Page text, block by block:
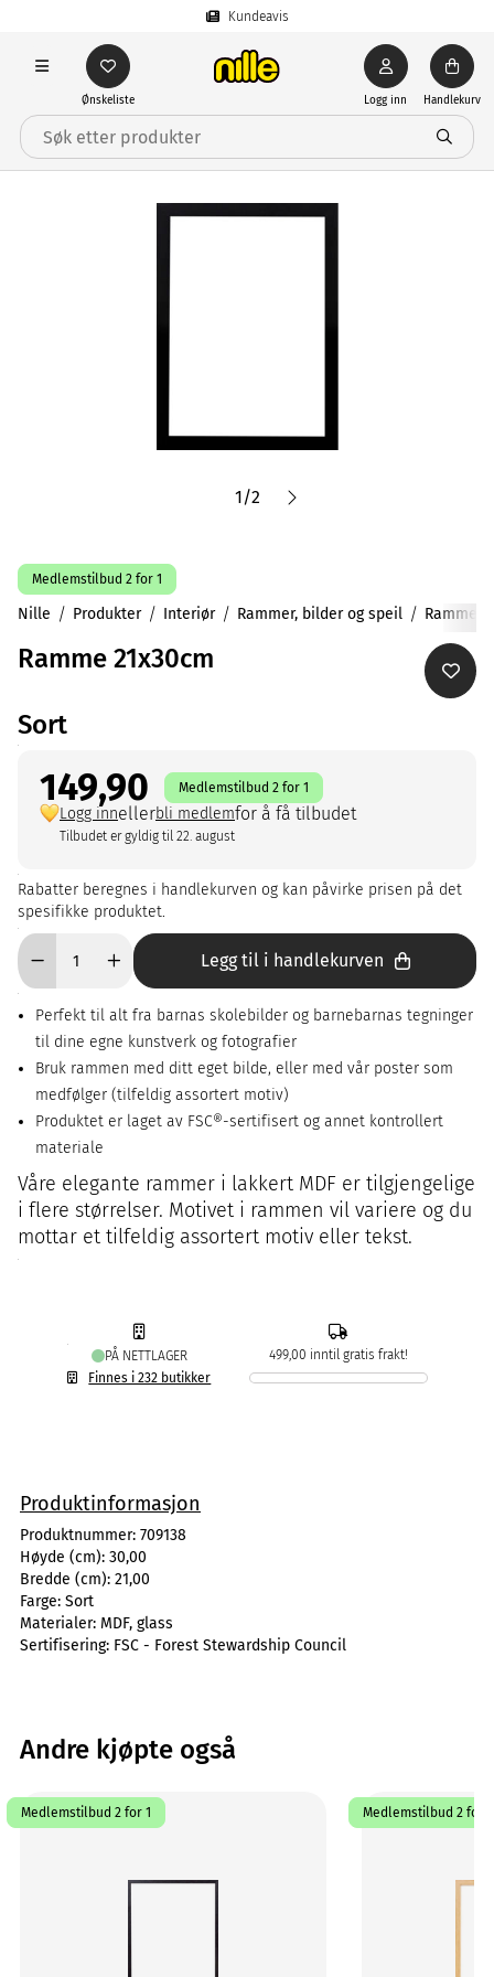
Kundeavis
Ønskeliste Logg inn Handlekurv
1/2
Medlemstilbud 2 for 1
Nille Produkter Interiør Rammer, bilder og speil Rammer
Ramme 21x30cm
Sort
149,90 Medlemstilbud 2 for 1
Logg innellerbli medlemfor å få tilbudet
Tilbudet er gyldig til 22. august
Rabatter beregnes i handlekurven og kan påvirke prisen på det
spesifikke produktet.
Legg til i handlekurven
Perfekt til alt fra barnas skolebilder og barnebarnas tegninger
til dine egne kunstverk og fotografier
Bruk rammen med ditt eget bilde, eller med vår poster som
medfølger (tilfeldig assortert motiv)
Produktet er laget av FSC®-sertifisert og annet kontrollert
materiale
Våre elegante rammer i lakkert MDF er tilgjengelige
i flere størrelser. Motivet i rammen vil variere og du
mottar et tilfeldig assortert motiv eller tekst.
PÅ NETTLAGER
Finnes i 232 butikker
499,00 inntil gratis frakt!
Produktinformasjon
Produktnummer: 709138
Høyde (cm): 30,00
Bredde (cm): 21,00
Farge: Sort
Materialer: MDF, glass
Sertifisering: FSC - Forest Stewardship Council
Andre kjøpte også
Medlemstilbud 2 for 1 Medlemstilbud 2 for 1